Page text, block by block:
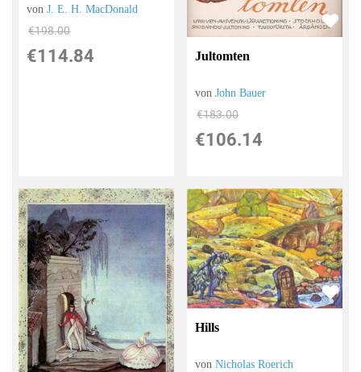
vonJ. E. H. MacDonald
€198.00
€114.84 Jultomten
vonJohn Bauer
€183.00
€106.14
Hills
vonNicholas Roerich